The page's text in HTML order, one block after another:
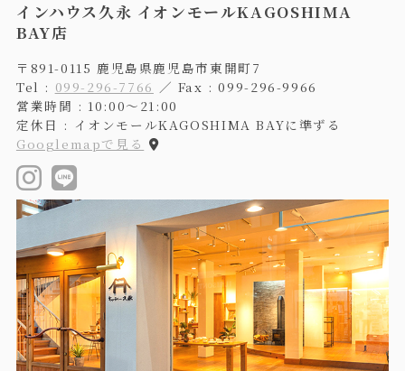
インハウス久永 イオンモールKAGOSHIMA
BAY店
〒891-0115 鹿児島県鹿児島市東開町7
Tel : 099-296-7766 ／ Fax : 099-296-9966
営業時間 : 10:00〜21:00
定休日 : イオンモールKAGOSHIMA BAYに準ずる
Googlemapで見る